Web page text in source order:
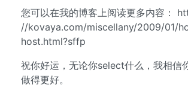
您可以在我的博客上阅读更多内容：
//kovaya.com/miscellany/2009/01/
host.html?sffp
祝你好运，无论你select什么，我相信
做得更好。